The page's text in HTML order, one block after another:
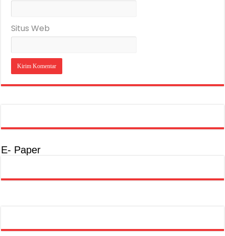
Situs Web
E- Paper